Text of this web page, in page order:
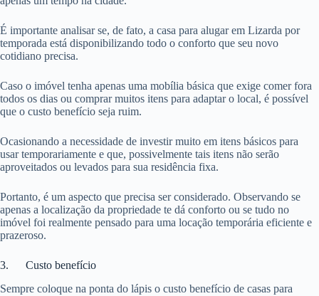
É importante analisar se, de fato, a casa para alugar em Lizarda por
temporada está disponibilizando todo o conforto que seu novo
cotidiano precisa.
Caso o imóvel tenha apenas uma mobília básica que exige comer fora
todos os dias ou comprar muitos itens para adaptar o local, é possível
que o custo benefício seja ruim.
Ocasionando a necessidade de investir muito em itens básicos para
usar temporariamente e que, possivelmente tais itens não serão
aproveitados ou levados para sua residência fixa.
Portanto, é um aspecto que precisa ser considerado. Observando se
apenas a localização da propriedade te dá conforto ou se tudo no
imóvel foi realmente pensado para uma locação temporária eficiente e
prazeroso.
3. Custo benefício
Sempre coloque na ponta do lápis o custo benefício de casas para